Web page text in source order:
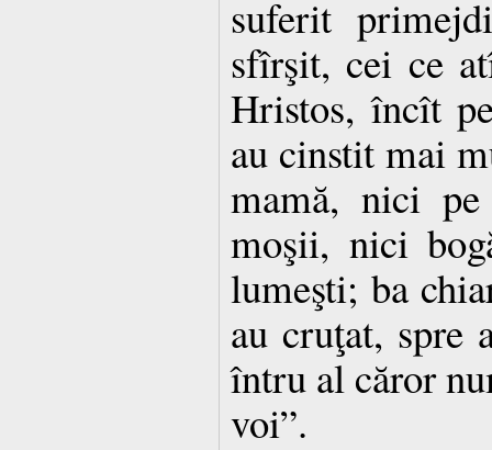
suferit
sfîrşit, cei ce
Hristos, încît
au cinstit mai
mamă, nici
moşii, nici
lumeşti; ba
au cruţat, spre
întru al căror
voi”.